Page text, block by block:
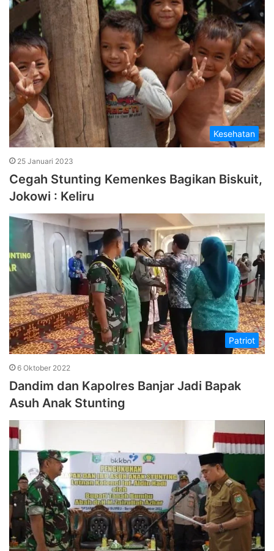
Kesehatan
25 Januari 2023
Cegah Stunting Kemenkes Bagikan Biskuit,
Jokowi : Keliru
Patriot
6 Oktober 2022
Dandim dan Kapolres Banjar Jadi Bapak
Asuh Anak Stunting